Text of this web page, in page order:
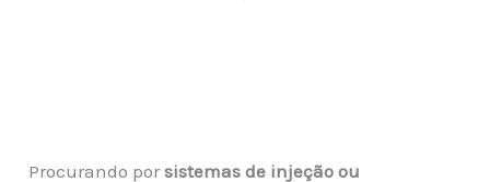
Procurando porsistemas de injeção ou